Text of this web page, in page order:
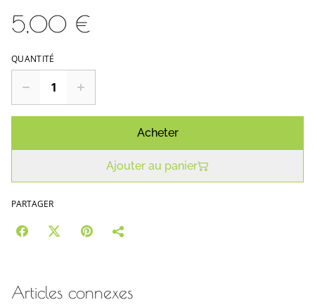
5,00 €
QUANTITÉ
Acheter
Ajouter au panier
PARTAGER
Articles connexes